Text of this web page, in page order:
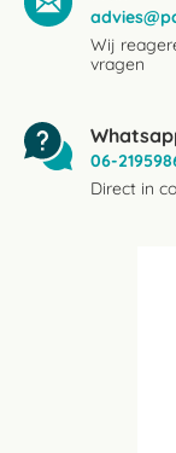
Wij
vragen
06-
Direct in